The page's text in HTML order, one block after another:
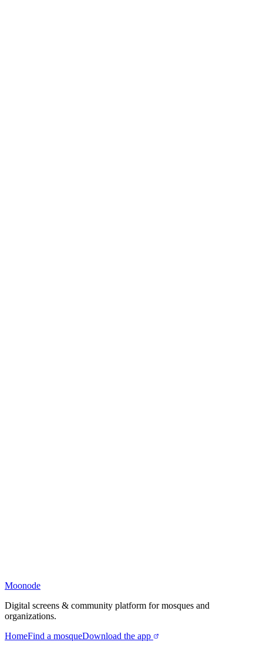
Moonode
Digital screens & community platform for mosques and
organizations.
HomeFind a mosqueDownload the app